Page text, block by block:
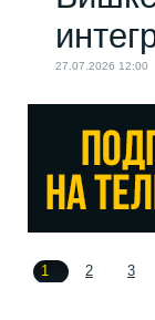
27.07.2026 12:00
1 2 3